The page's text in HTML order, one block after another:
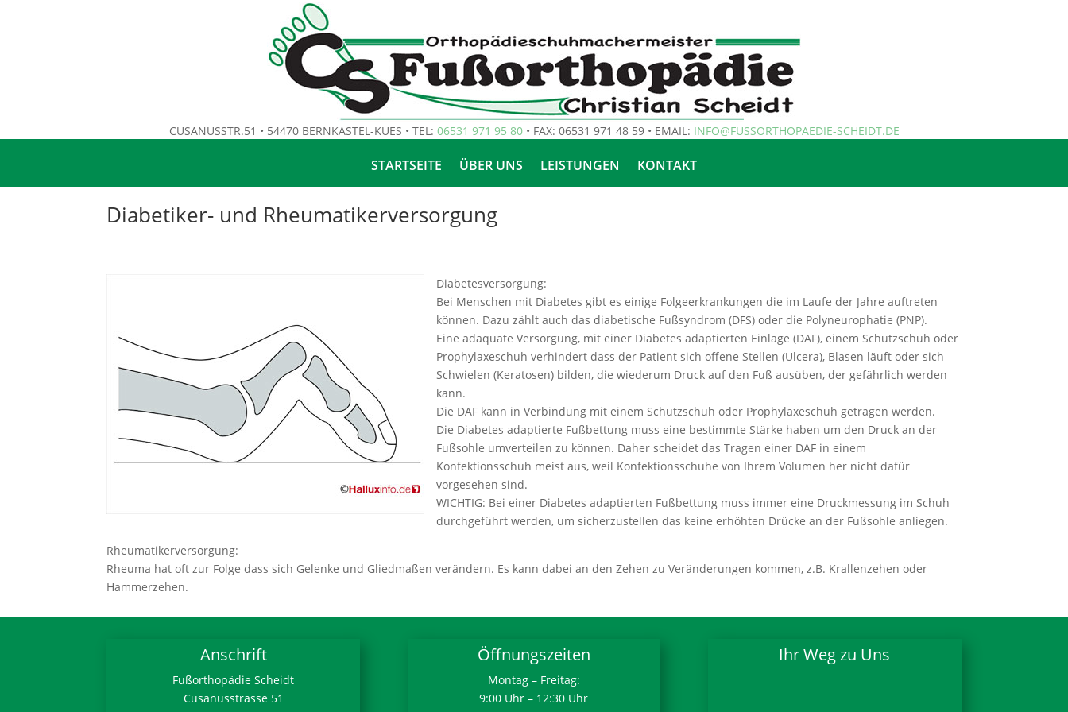
CUSANUSSTR.51 • 54470 BERNKASTEL-KUES • TEL: 06531 971 95 80• FAX: 06531 971 48 59 • EMAIL: INFO@FUSSORTHOPAEDIE-SCHEIDT.DE
STARTSEITE ÜBER UNS LEISTUNGEN KONTAKT
Diabetiker- und Rheumatikerversorgung
Diabetesversorgung:
Bei Menschen mit Diabetes gibt es einige Folgeerkrankungen die im Laufe der Jahre auftreten
können. Dazu zählt auch das diabetische Fußsyndrom (DFS) oder die Polyneurophatie (PNP).
Eine adäquate Versorgung, mit einer Diabetes adaptierten Einlage (DAF), einem Schutzschuh oder
Prophylaxeschuh verhindert dass der Patient sich offene Stellen (Ulcera), Blasen läuft oder sich
Schwielen (Keratosen) bilden, die wiederum Druck auf den Fuß ausüben, der gefährlich werden
kann.
Die DAF kann in Verbindung mit einem Schutzschuh oder Prophylaxeschuh getragen werden.
Die Diabetes adaptierte Fußbettung muss eine bestimmte Stärke haben um den Druck an der
Fußsohle umverteilen zu können. Daher scheidet das Tragen einer DAF in einem
Konfektionsschuh meist aus, weil Konfektionsschuhe von Ihrem Volumen her nicht dafür
vorgesehen sind.
WICHTIG: Bei einer Diabetes adaptierten Fußbettung muss immer eine Druckmessung im Schuh
durchgeführt werden, um sicherzustellen das keine erhöhten Drücke an der Fußsohle anliegen.
Rheumatikerversorgung:
Rheuma hat oft zur Folge dass sich Gelenke und Gliedmaßen verändern. Es kann dabei an den Zehen zu Veränderungen kommen, z.B. Krallenzehen oder
Hammerzehen.
Anschrift
Fußorthopädie Scheidt
Cusanusstrasse 51
Öffnungszeiten
Montag – Freitag:
9:00 Uhr – 12:30 Uhr
Ihr Weg zu Uns